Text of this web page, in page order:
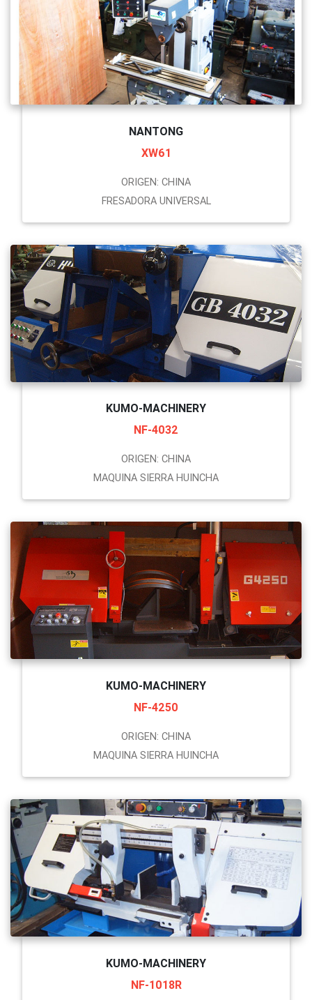
NANTONG
XW61
ORIGEN: CHINA
FRESADORA UNIVERSAL
KUMO-MACHINERY
NF-4032
ORIGEN: CHINA
MAQUINA SIERRA HUINCHA
KUMO-MACHINERY
NF-4250
ORIGEN: CHINA
MAQUINA SIERRA HUINCHA
KUMO-MACHINERY
NF-1018R